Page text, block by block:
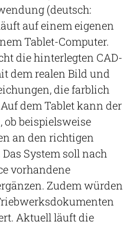
(deutsch:
auf einem eigenen
Tablet-Computer.
die hinterlegten CAD-
dem realen Bild und
die farblich
dem Tablet kann der
beispielsweise
an den richtigen
System soll nach
vorhandene
Zudem würden
Aktuell läuft die